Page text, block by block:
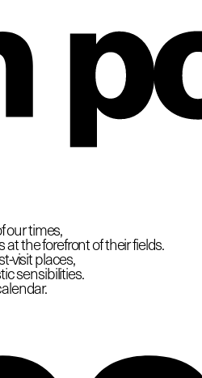
our times,
the forefront of their fields.
visit places,
sensibilities.